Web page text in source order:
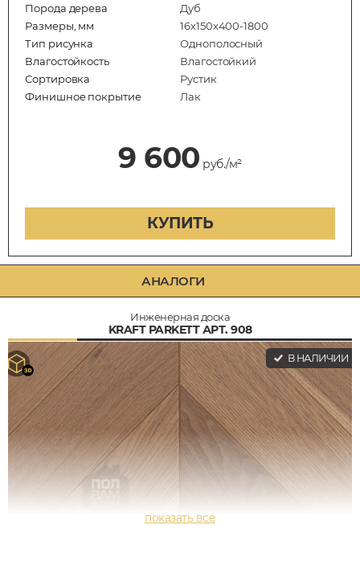
Порода дерева
Дуб
Размеры, мм
16х150х400-1800
Тип рисунка
Однополосный
Влагостойкость
Влагостойкий
Сортировка
Рустик
Финишное покрытие
Лак
9 600 руб./м²
КУПИТЬ
АНАЛОГИ
Инженерная доска
KRAFT PARKETT АРТ. 908
В НАЛИЧИИ